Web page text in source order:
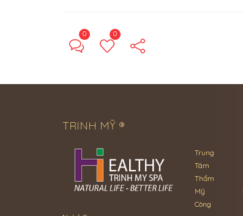
0 0
TRINH MỸ ®
Trung
Tâm
Thẩm
Mỹ
Công